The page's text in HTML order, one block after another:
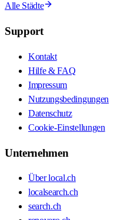
Alle Städte
Support
Kontakt
Hilfe & FAQ
Impressum
Nutzungsbedingungen
Datenschutz
Cookie-Einstellungen
Unternehmen
Über local.ch
localsearch.ch
search.ch